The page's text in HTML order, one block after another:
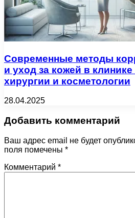
Современные методы
и уход за кожей в
хирургии и косметологии
28.04.2025
Добавить комментарий
Ваш адрес email не будет
поля помечены *
Комментарий *